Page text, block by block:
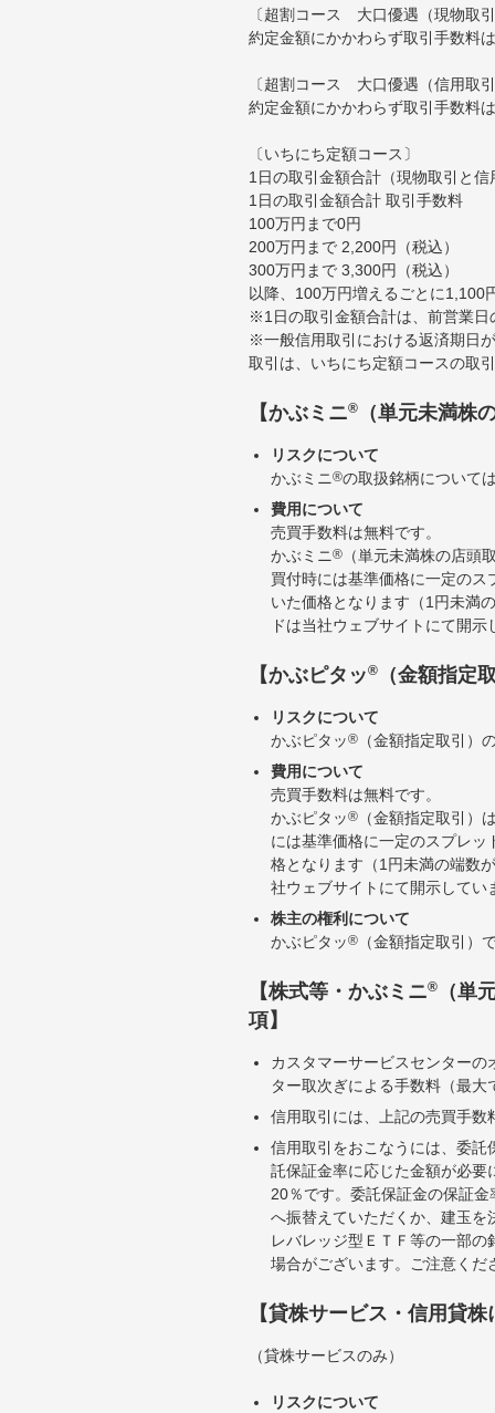
〔超割コース 大口優遇（現物取
約定金額にかかわらず取引手数料
〔超割コース 大口優遇（信用取
約定金額にかかわらず取引手数料
〔いちにち定額コース〕
1日の取引金額合計（現物取引と
1日の取引金額合計 取引手数料
100万円まで0円
200万円まで 2,200円（税込）
300万円まで 3,300円（税込）
以降、100万円増えるごとに1,100
※1日の取引金額合計は、前営業日
※一般信用取引における返済期日
取引は、いちにち定額コースの取
【かぶミニ® （単元未満株
リスクについて
かぶミニ®の取扱銘柄について
費用について
売買手数料は無料です。
かぶミニ®
（単元未満株の店頭
買付時には基準価格に一定の
いた価格となります（1円未満
ドは当社ウェブサイトにて開
【かぶピタッ® （金額指定
リスクについて
かぶピタッ®
（金額指定取引）
費用について
売買手数料は無料です。
かぶピタッ®
（金額指定取引）
には基準価格に一定のスプレ
格となります（1円未満の端数
社ウェブサイトにて開示して
株主の権利について
かぶピタッ® （金額指定取引）
【株式等・かぶミニ®
（単
項】
カスタマーサービスセンター
ター取次ぎによる手数料（最
信用取引には、上記の売買手
信用取引をおこなうには、委
託保証金率に応じた金額が必
20％です。委託保証金の保証
へ振替えていただくか、建玉
レバレッジ型ＥＴＦ等の一部
場合がございます。ご注意くだ
【貸株サービス・信用貸
（貸株サービスのみ）
リスクについて